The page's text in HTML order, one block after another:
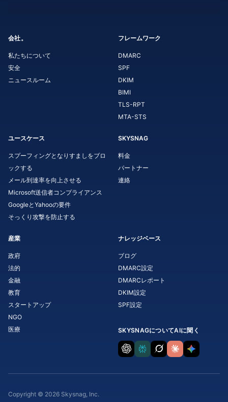
会社。
私たちについて
安全
ニュースルーム
フレームワーク
DMARC
SPF
DKIM
BIMI
TLS-RPT
MTA-STS
ユースケース
スプーフィングとなりすましをブロ
ックする
メール到達率を向上させる
Microsoft送信者コンプライアンス
GoogleとYahooの要件
そっくり攻撃を防止する
SKYSNAG
料金
パートナー
連絡
産業
政府
法的
金融
教育
スタートアップ
NGO
医療
ナレッジベース
ブログ
DMARC設定
DMARCレポート
DKIM設定
SPF設定
SKYSNAGについてAIに聞く
Copyright © 2026 Skysnag, Inc.